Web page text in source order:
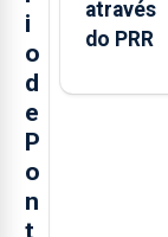
i
o
d
e
P
o
n
através
do PRR